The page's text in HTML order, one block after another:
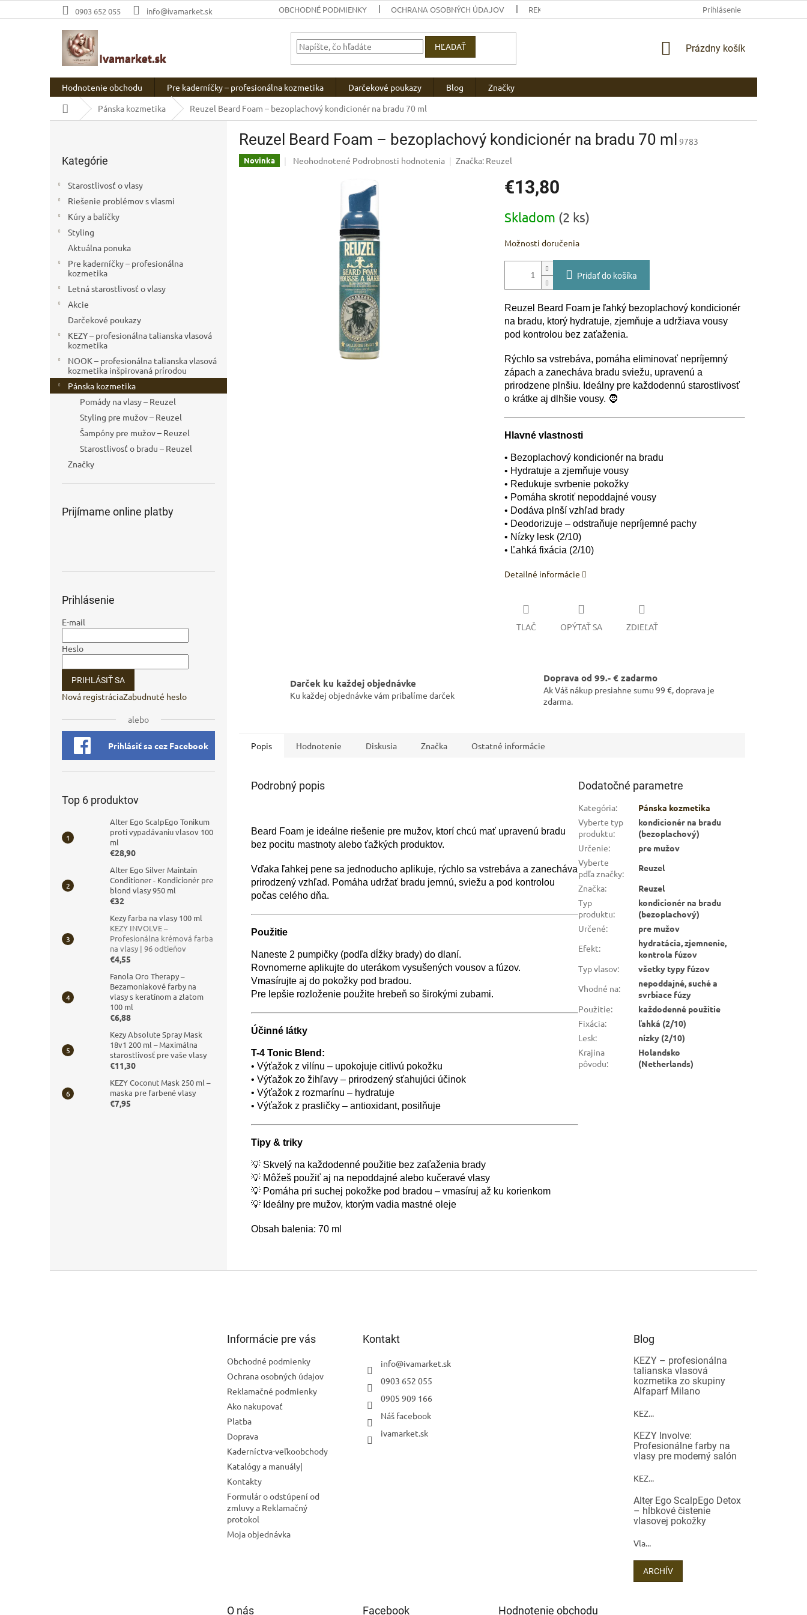
na
0903 652 055 info@ivamarket.sk OBCHODNÉ PODMIENKY OCHRANA OSOBNÝCH ÚDAJOV REKLAMAČNÉ PODMIENKY AKO NAKUPOVAŤ PLATBA
Prihlásenie
HĽADAŤ
NÁKUPNÝ
Prázdny košík
Hodnotenie obchodu Pre kaderníčky – profesionálna kozmetika Darčekové poukazy Blog
Značky
DomovPánska kozmetika Reuzel Beard Foam – bezoplachový kondicionér na bradu 70 ml
kategórie
Kategórie
Starostlivosť o vlasy
Riešenie problémov s vlasmi
Kúry a balíčky
Styling
Aktuálna ponuka
Pre kaderníčky – profesionálna
kozmetika
Letná starostlivosť o vlasy
Akcie
Darčekové poukazy
KEZY – profesionálna talianska vlasová
kozmetika
NOOK – profesionálna talianska vlasová
kozmetika inšpirovaná prírodou
Pánska kozmetika
Pomády na vlasy – Reuzel
Styling pre mužov – Reuzel
Šampóny pre mužov – Reuzel
Starostlivosť o bradu – Reuzel
Značky
Prijímame online platby
Prihlásenie
E-mail
Heslo
PRIHLÁSIŤ SA
Nová registráciaZabudnuté heslo
alebo
Prihlásiť sa cez Facebook
Top 6 produktov
Alter Ego ScalpEgo Tonikum
proti vypadávaniu vlasov 100
ml
€28,90
Alter Ego Silver Maintain
Conditioner - Kondicionér pre
blond vlasy 950 ml
€32
Kezy farba na vlasy 100 ml
KEZY INVOLVE –
Profesionálna krémová farba
na vlasy | 96 odtieňov
€4,55
Fanola Oro Therapy –
Bezamoniakové farby na
vlasy s keratínom a zlatom
100 ml
€6,88
Kezy Absolute Spray Mask
18v1 200 ml – Maximálna
starostlivosť pre vaše vlasy
€11,30
KEZY Coconut Mask 250 ml –
maska pre farbené vlasy
€7,95
Reuzel Beard Foam – bezoplachový kondicionér na bradu 70 ml 9783
Novinka
Priemerné
Neohodnotené Podrobnosti hodnotenia Značka: Reuzel
€13,80
cena:
Skladom (2 ks)
Možnosti doručenia
Pridať do košíka
Reuzel Beard Foam je ľahký bezoplachový kondicionér
na bradu, ktorý hydratuje, zjemňuje a udržiava vousy
pod kontrolou bez zaťaženia.
Rýchlo sa vstrebáva, pomáha eliminovať nepríjemný
zápach a zanecháva bradu sviežu, upravenú a
prirodzene plnšiu. Ideálny pre každodennú starostlivosť
o krátke aj dlhšie vousy. 🧔
Hlavné vlastnosti
• Bezoplachový kondicionér na bradu
• Hydratuje a zjemňuje vousy
• Redukuje svrbenie pokožky
• Pomáha skrotiť nepoddajné vousy
• Dodáva plnší vzhľad brady
• Deodorizuje – odstraňuje nepríjemné pachy
• Nízky lesk (2/10)
• Ľahká fixácia (2/10)
Detailné informácie
TLAČ OPÝTAŤ SA ZDIEĽAŤ
Darček ku každej objednávke
Ku každej objednávke vám pribalíme darček
Doprava od 99.- € zadarmo
Ak Váš nákup presiahne sumu 99 €, doprava je
zdarma.
Popis Hodnotenie Diskusia Značka Ostatné informácie
Podrobný popis
Beard Foam je ideálne riešenie pre mužov, ktorí chcú mať upravenú bradu
bez pocitu mastnoty alebo ťažkých produktov.
Vďaka ľahkej pene sa jednoducho aplikuje, rýchlo sa vstrebáva a zanecháva
prirodzený vzhľad. Pomáha udržať bradu jemnú, sviežu a pod kontrolou
počas celého dňa.
Použitie
Naneste 2 pumpičky (podľa dĺžky brady) do dlaní.
Rovnomerne aplikujte do uterákom vysušených vousov a fúzov.
Vmasírujte aj do pokožky pod bradou.
Pre lepšie rozloženie použite hrebeň so širokými zubami.
Účinné látky
T-4 Tonic Blend:
• Výťažok z vilínu – upokojuje citlivú pokožku
• Výťažok zo žihľavy – prirodzený sťahujúci účinok
• Výťažok z rozmarínu – hydratuje
• Výťažok z prasličky – antioxidant, posilňuje
Tipy & triky
💡 Skvelý na každodenné použitie bez zaťaženia brady
💡 Môžeš použiť aj na nepoddajné alebo kučeravé vlasy
💡 Pomáha pri suchej pokožke pod bradou – vmasíruj až ku korienkom
💡 Ideálny pre mužov, ktorým vadia mastné oleje
Obsah balenia: 70 ml
Dodatočné parametre
Kategória:
Pánska kozmetika
Vyberte typ
produktu:
kondicionér na bradu
(bezoplachový)
Určenie:
pre mužov
Vyberte
pdľa značky:
Reuzel
Značka:
Reuzel
Typ
produktu:
kondicionér na bradu
(bezoplachový)
Určené:
pre mužov
Efekt:
hydratácia, zjemnenie,
kontrola fúzov
Typ vlasov:
všetky typy fúzov
Vhodné na:
nepoddajné, suché a
svrbiace fúzy
Použitie:
každodenné použitie
Fixácia:
ľahká (2/10)
Lesk:
nízky (2/10)
Krajina
pôvodu:
Holandsko
(Netherlands)
Informácie pre vás
Obchodné podmienky
Ochrana osobných údajov
Reklamačné podmienky
Ako nakupovať
Platba
Doprava
Kaderníctva-veľkoobchody
Katalógy a manuály|
Kontakty
Formulár o odstúpení od
zmluvy a Reklamačný
protokol
Moja objednávka
Kontakt
info@ivamarket.sk
0903 652 055
0905 909 166
Náš facebook
ivamarket.sk
Blog
KEZY – profesionálna
talianska vlasová
kozmetika zo skupiny
Alfaparf Milano
KEZ...
KEZY Involve:
Profesionálne farby na
vlasy pre moderný salón
KEZ...
Alter Ego ScalpEgo Detox
– hĺbkové čistenie
vlasovej pokožky
Vla...
ARCHÍV
O nás Facebook Hodnotenie obchodu
IVAMARKET poradca